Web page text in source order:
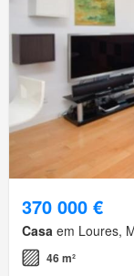
370 000 €
Casa em Loures,
46 m²